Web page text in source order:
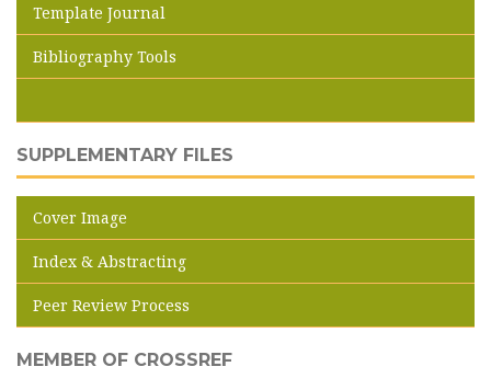
Template Journal
Bibliography Tools
SUPPLEMENTARY FILES
Cover Image
Index & Abstracting
Peer Review Process
MEMBER OF CROSSREF